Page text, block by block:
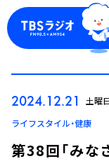
ログイ
2024.12.21 土曜
ライフスタイル・健康
第38回「みな